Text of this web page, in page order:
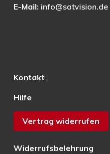
E-Mail: info@satvision.de
Kontakt
Hilfe
Vertrag widerrufen
Widerrufsbelehrung